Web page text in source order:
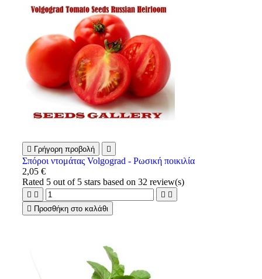
 Γρήγορη προβολή 
Σπόροι ντομάτας Volgograd - Ρωσική ποικιλία
2,05 €
Rated 5 out of 5 stars based on32 review(s)
   
 Προσθήκη στο καλάθι